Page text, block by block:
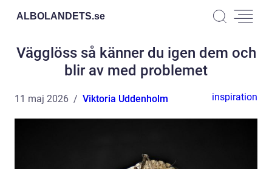
ALBOLANDETS.se
Vägglöss så känner du igen dem och
blir av med problemet
11 maj 2026 Viktoria Uddenholm inspiration